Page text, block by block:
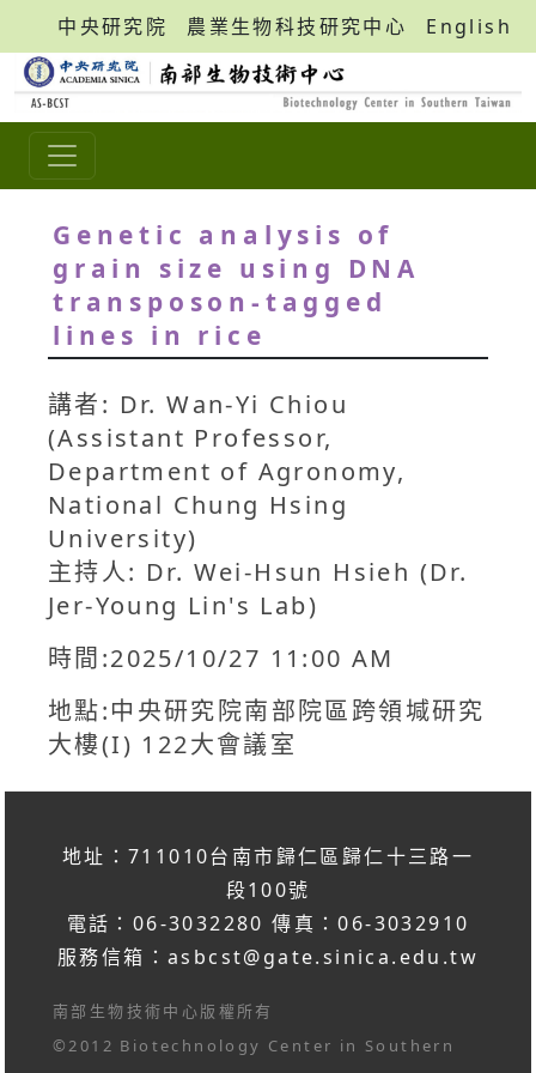
中央研究院 農業生物科技研究中心 English
Genetic analysis of
grain size using DNA
transposon-tagged
lines in rice
講者: Dr. Wan-Yi Chiou
(Assistant Professor,
Department of Agronomy,
National Chung Hsing
University)
主持人: Dr. Wei-Hsun Hsieh (Dr.
Jer-Young Lin's Lab)
時間:2025/10/27 11:00 AM
地點:中央研究院南部院區跨領堿研究
大樓(I) 122大會議室
地址：711010台南市歸仁區歸仁十三路一
段100號
電話：06-3032280 傳真：06-3032910
服務信箱： asbcst@gate.sinica.edu.tw
南部生物技術中心版權所有
©2012 Biotechnology Center in Southern